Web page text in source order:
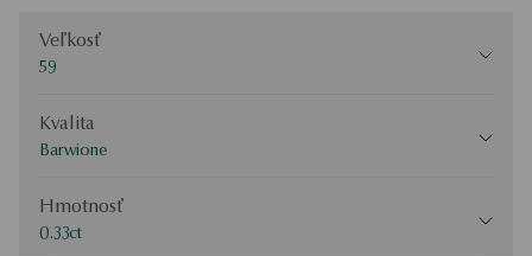
Veľkosť
59
Kvalita
Barwione
Hmotnosť
0.33ct